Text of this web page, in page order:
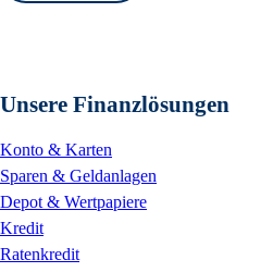
Unsere Finanzlösungen
Konto & Karten
Sparen & Geldanlagen
Depot & Wertpapiere
Kredit
Ratenkredit